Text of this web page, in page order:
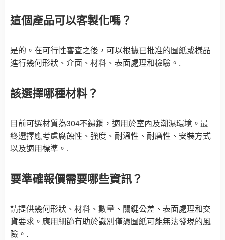
這個產品可以客製化嗎？
是的。在可行性審查之後，可以根據已批准的圖紙或樣品
進行幾何形狀、介面、材料、表面處理和檢驗。.
該選擇哪種材料？
目前可選材質為304不鏽鋼，適用於室內及潮濕環境。最
終選擇應考慮腐蝕性、強度、耐溫性、耐磨性、安裝方式
以及適用標準。.
要準確報價需要哪些資訊？
請提供幾何形狀、材料、數量、關鍵公差、表面處理和交
貨要求。應用細節有助於識別僅憑圖紙可能無法發現的風
險。.